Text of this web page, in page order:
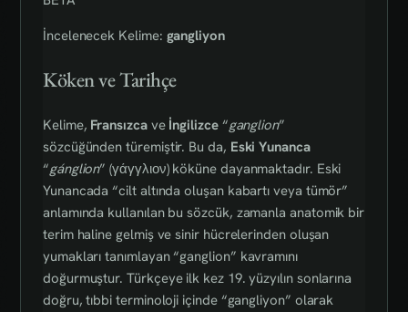
İncelenecek Kelime: gangliyon
Köken ve Tarihçe
Kelime, Fransızcave İngilizce“ganglion”
sözcüğünden türemiştir. Bu da, Eski Yunanca
“gánglion” (γάγγλιον) köküne dayanmaktadır. Eski
Yunancada “cilt altında oluşan kabartı veya tümör”
anlamında kullanılan bu sözcük, zamanla anatomik bir
terim haline gelmiş ve sinir hücrelerinden oluşan
yumakları tanımlayan “ganglion” kavramını
doğurmuştur. Türkçeye ilk kez 19. yüzyılın sonlarına
doğru, tıbbi terminoloji içinde “gangliyon” olarak